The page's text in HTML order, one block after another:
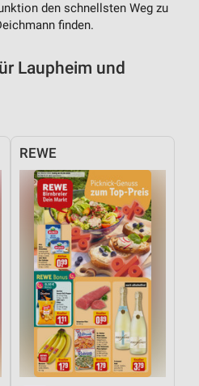
den schnellsten Weg zu
finden.
Laupheim und
REWE